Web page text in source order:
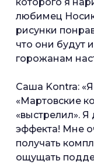
любимец
рисунки
что они будут
горожанам
Саша Kontra:
«Мартовские
«выстрелил».
эффекта! Мне
получать
ощущать